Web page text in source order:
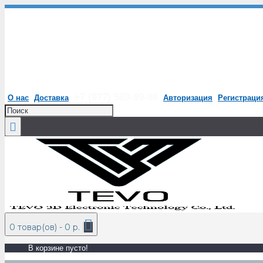
О нас Доставка Авторизация
0 товар(ов) - 0 р.
В корзине пусто!